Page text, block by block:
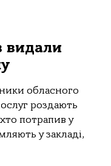
видали
обласного
роздають
потрапив у
у закладі,